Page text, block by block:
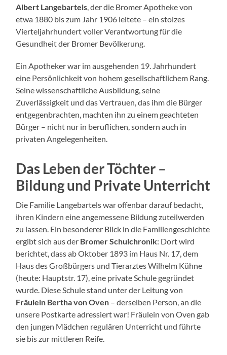
Albert Langebartels , der die Bromer Apotheke von
etwa 1880 bis zum Jahr 1906 leitete – ein stolzes
Vierteljahrhundert voller Verantwortung für die
Gesundheit der Bromer Bevölkerung.
Ein Apotheker war im ausgehenden 19. Jahrhundert
eine Persönlichkeit von hohem gesellschaftlichem Rang.
Seine wissenschaftliche Ausbildung, seine
Zuverlässigkeit und das Vertrauen, das ihm die Bürger
entgegenbrachten, machten ihn zu einem geachteten
Bürger – nicht nur in beruflichen, sondern auch in
privaten Angelegenheiten.
Das Leben der Töchter –
Bildung und Private Unterricht
Die Familie Langebartels war offenbar darauf bedacht,
ihren Kindern eine angemessene Bildung zuteilwerden
zu lassen. Ein besonderer Blick in die Familiengeschichte
ergibt sich aus der Bromer Schulchronik: Dort wird
berichtet, dass ab Oktober 1893 im Haus Nr. 17, dem
Haus des Großbürgers und Tierarztes Wilhelm Kühne
(heute: Hauptstr. 17), eine private Schule gegründet
wurde. Diese Schule stand unter der Leitung von
Fräulein Bertha von Oven – derselben Person, an die
unsere Postkarte adressiert war! Fräulein von Oven gab
den jungen Mädchen regulären Unterricht und führte
sie bis zur mittleren Reife.